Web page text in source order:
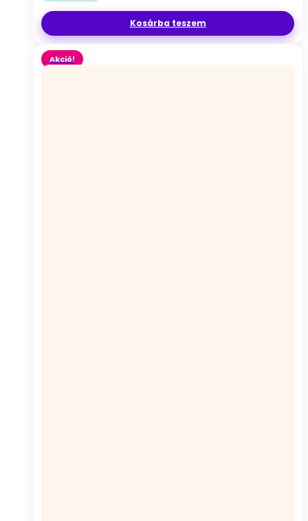
Kosárba teszem
Akció!